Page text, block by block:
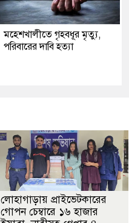
মহেশখালীতে গৃহবধূর মৃত্যু,
পরিবারের দাবি হত্যা
লোহাগাড়ায় প্রাইভেটকারের
গোপন চেম্বারে ১৬ হাজার